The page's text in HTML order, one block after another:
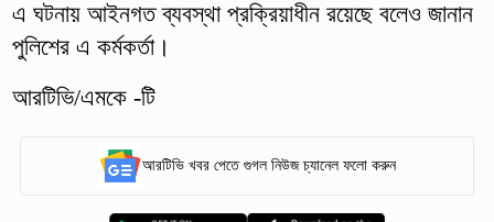
এ ঘটনায় আইনগত ব্যবস্থা প্রক্রিয়াধীন রয়েছে বলেও জানান
পুলিশের এ কর্মকর্তা।
আরটিভি/এমকে -টি
আরটিভি খবর পেতে গুগল নিউজ চ্যানেল ফলো করুন